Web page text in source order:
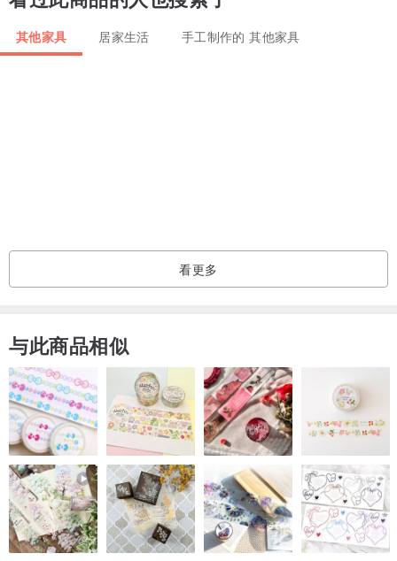
客邦十大3C部落客
工业设计师 Wanye 和师傅协力合作，经过3个月研发，超过20次的修
改，才完成拉出滑顺，外观又不会被轨道破换的新设计。抽屉侧面看
起来，保持完整原木质感，没有被抽屉轨道破坏的痕迹。
“将屏幕垫高起来，下方可以做有效的收纳空间，让3C周边们乖乖地
待在桌面上工作！” Stanley, MACUKNOW创办人
其他家具 居家生活 手工制作的 其他家具
看更多
与此商品相似